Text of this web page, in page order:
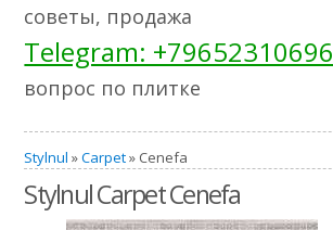
советы, продажа
Telegram: +79652310696
вопрос по плитке
Stylnul »Carpet» Cenefa
Stylnul Carpet Cenefa